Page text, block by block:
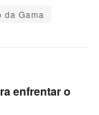
da Gama
enfrentar o